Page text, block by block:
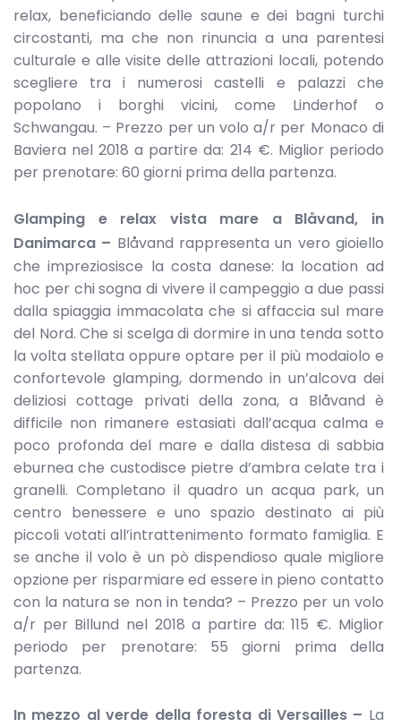
relax, beneficiando delle saune e dei bagni turchi
circostanti, ma che non rinuncia a una parentesi
culturale e alle visite delle attrazioni locali, potendo
scegliere tra i numerosi castelli e palazzi che
popolano i borghi vicini, come Linderhof o
Schwangau. – Prezzo per un volo a/r per Monaco di
Baviera nel 2018 a partire da: 214 €. Miglior periodo
per prenotare: 60 giorni prima della partenza.
Glamping e relax vista mare a Blåvand, in
Danimarca – Blåvand rappresenta un vero gioiello
che impreziosisce la costa danese: la location ad
hoc per chi sogna di vivere il campeggio a due passi
dalla spiaggia immacolata che si affaccia sul mare
del Nord. Che si scelga di dormire in una tenda sotto
la volta stellata oppure optare per il più modaiolo e
confortevole glamping, dormendo in un’alcova dei
deliziosi cottage privati della zona, a Blåvand è
difficile non rimanere estasiati dall’acqua calma e
poco profonda del mare e dalla distesa di sabbia
eburnea che custodisce pietre d’ambra celate tra i
granelli. Completano il quadro un acqua park, un
centro benessere e uno spazio destinato ai più
piccoli votati all’intrattenimento formato famiglia. E
se anche il volo è un pò dispendioso quale migliore
opzione per risparmiare ed essere in pieno contatto
con la natura se non in tenda? – Prezzo per un volo
a/r per Billund nel 2018 a partire da: 115 €. Miglior
periodo per prenotare: 55 giorni prima della
partenza.
In mezzo al verde della foresta di Versailles – La